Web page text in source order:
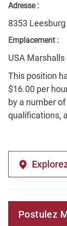
Adresse :
8353 Leesburg
Emplacement :
USA Marshalls
This position
$16.00 per
by a number
qualifications,
Postulez